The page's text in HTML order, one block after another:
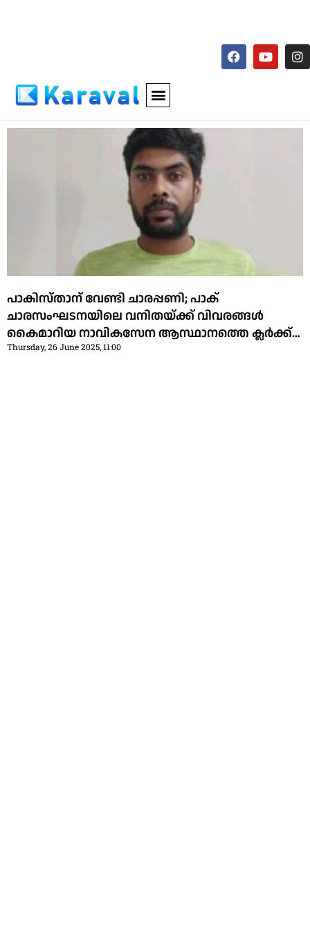
പാകിസ്താന് വേണ്ടി ചാരപ്പണി; പാക്
ചാരസംഘടനയിലെ വനിതയ്ക്ക് വിവരങ്ങള്‍
കൈമാറിയ നാവികസേന ആസ്ഥാനത്തെ ക്ലര്‍ക്ക്
അറസ്റ്റില്‍
Thursday, 26 June 2025, 11:00